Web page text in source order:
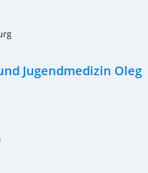
Jugendmedizin Oleg